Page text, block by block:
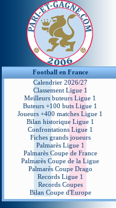
Football en France
Calendrier 2026/27
Classement Ligue 1
Meilleurs buteurs Ligue 1
Buteurs +100 buts Ligue 1
Joueurs +400 matches Ligue 1
Bilan historique Ligue 1
Confrontations Ligue 1
Fiches grands joueurs
Palmarès Ligue 1
Palmarès Coupe de France
Palmarès Coupe de la Ligue
Palmarès Coupe Drago
Records Ligue 1
Records Coupes
Bilan Coupe d'Europe